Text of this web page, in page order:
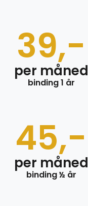
39,-
per måned
binding 1 år
45,-
per måned
binding ½ år